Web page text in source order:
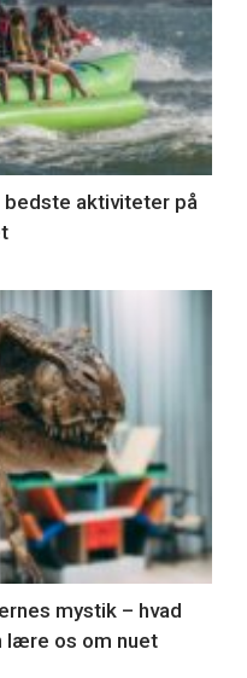
bedste aktiviteter på
mystik – hvad
os om nuet